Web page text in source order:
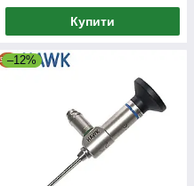
Купити
–12%